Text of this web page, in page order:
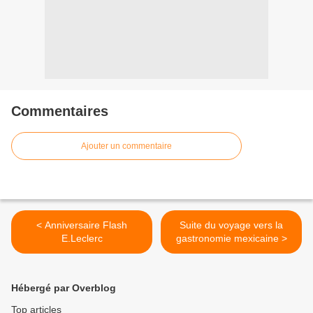
Commentaires
Ajouter un commentaire
< Anniversaire Flash
E.Leclerc
Suite du voyage vers la
gastronomie mexicaine >
Hébergé par Overblog
Top articles